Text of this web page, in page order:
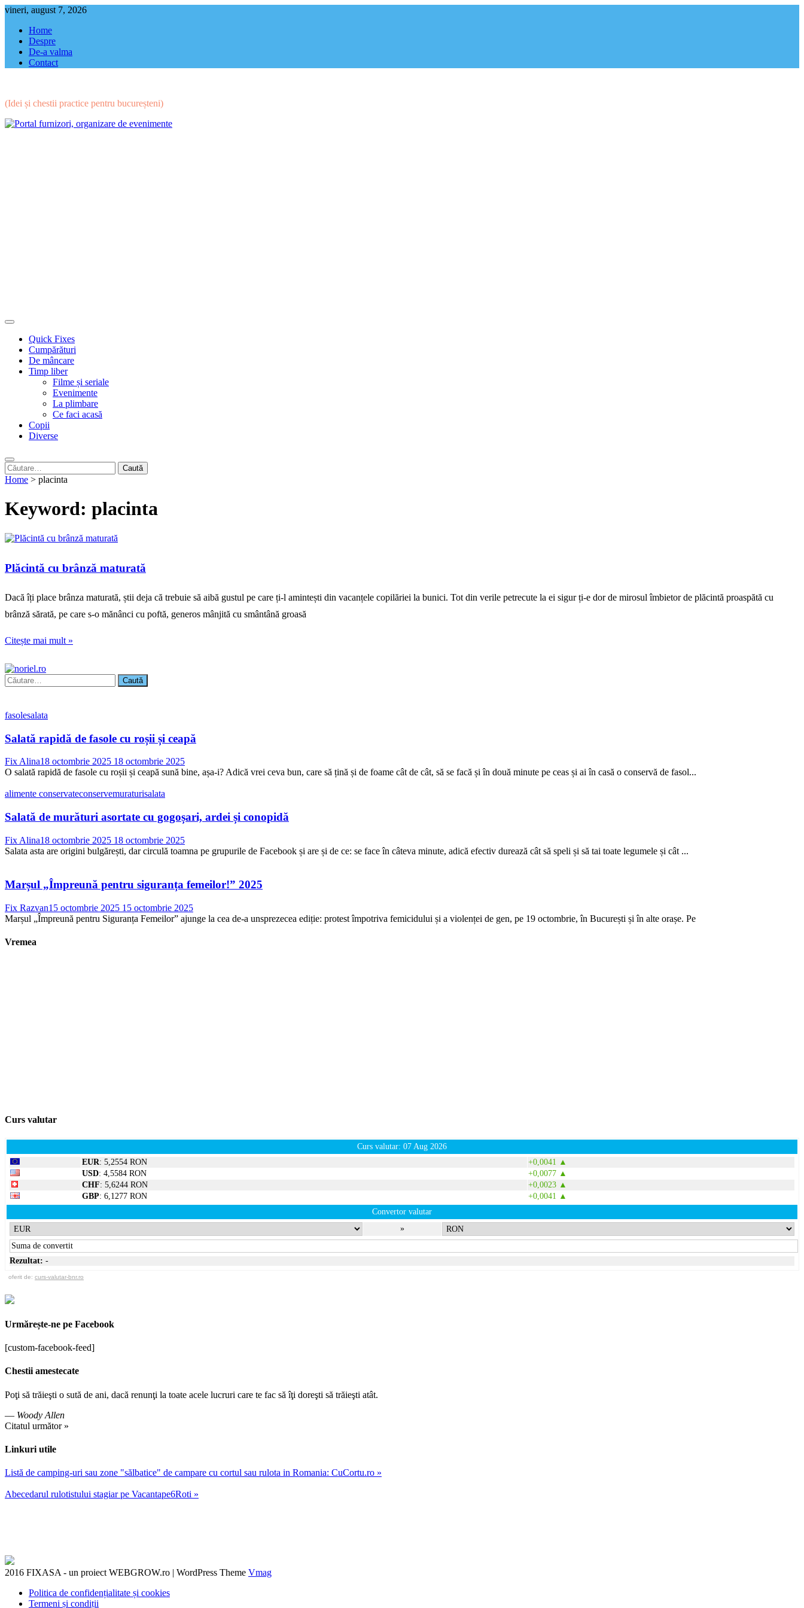
Skip
content
vineri, august 7, 2026
Home
Despre
De-a valma
Contact
(Idei și chestii practice pentru bucureșteni)
Quick Fixes
Cumpărături
De mâncare
Timp liber
Filme și seriale
Evenimente
La plimbare
Ce faci acasă
Copii
Diverse
Caută
după:
Home > placinta
Keyword: placinta
Plăcintă cu brânză maturată
Dacă îți place brânza maturată, știi deja că trebuie să aibă gustul pe care ți-l amintești din vacanțele copilăriei la bunici. Tot din verile petrecute la ei sigur ți-e dor de mirosul îmbietor de plăcintă proaspătă cu
brânză sărată, pe care s-o mănânci cu poftă, generos mânjită cu smântână groasă
Citește mai mult »
Caută
după:
fasolesalata
Salată rapidă de fasole cu roșii și ceapă
Fix Alina18 octombrie 2025 18 octombrie 2025
O salată rapidă de fasole cu roșii și ceapă sună bine, așa-i? Adică vrei ceva bun, care să țină și de foame cât de cât, să se facă și în două minute pe ceas și ai în casă o conservă de fasol...
alimente conservateconservemuraturisalata
Salată de murături asortate cu gogoșari, ardei și conopidă
Fix Alina18 octombrie 2025 18 octombrie 2025
Salata asta are origini bulgărești, dar circulă toamna pe grupurile de Facebook și are și de ce: se face în câteva minute, adică efectiv durează cât să speli și să tai toate legumele și cât ...
Marșul „Împreună pentru siguranța femeilor!” 2025
Fix Razvan15 octombrie 2025 15 octombrie 2025
Marșul „Împreună pentru Siguranța Femeilor” ajunge la cea de-a unsprezecea ediție: protest împotriva femicidului și a violenței de gen, pe 19 octombrie, în București și în alte orașe. Pe
Vremea
Curs valutar
Curs valutar: 07 Aug 2026
EUR: 5,2554 RON
+0,0041 ▲
USD: 4,5584 RON
+0,0077 ▲
CHF: 5,6244 RON
+0,0023 ▲
GBP: 6,1277 RON
+0,0041 ▲
Convertor valutar
»
Rezultat: -
oferit de: curs-valutar-bnr.ro
Urmărește-ne pe Facebook
[custom-facebook-feed]
Chestii amestecate
Poţi să trăieşti o sută de ani, dacă renunţi la toate acele lucruri care te fac să îţi doreşti să trăieşti atât.
— Woody Allen
Citatul următor »
Linkuri utile
Listă de camping-uri sau zone "sălbatice" de campare cu cortul sau rulota in Romania: CuCortu.ro »
Abecedarul rulotistului stagiar pe Vacantape6Roti »
2016 FIXASA - un proiect WEBGROW.ro | WordPress Theme Vmag
Politica de confidențialitate și cookies
Termeni și condiții